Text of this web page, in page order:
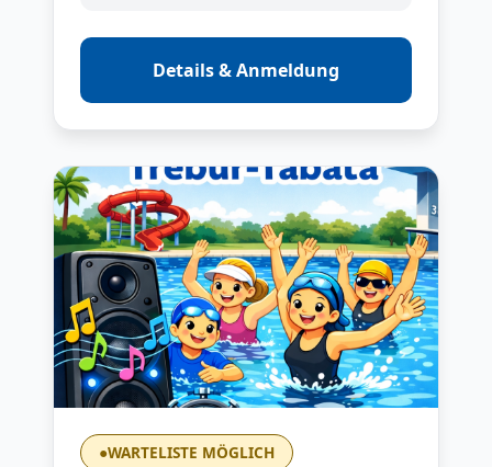
Details & Anmeldung
●WARTELISTE MÖGLICH